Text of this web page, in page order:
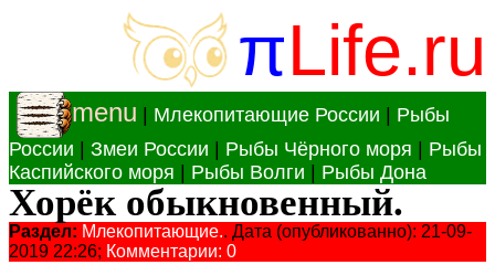
πLife.ru
menu Млекопитающие России
Рыбы
России
Змеи России Рыбы Чёрного моря
Рыбы
Каспийского моря
Рыбы Волги Рыбы Дона
Хорёк обыкновенный.
Раздел: Млекопитающие.. Дата (опубликованно): 21-09-
2019 22:26; Комментарии: 0